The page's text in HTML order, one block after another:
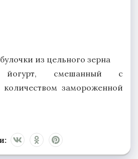
из цельного зерна
йогурт, смешанный с
замороженной